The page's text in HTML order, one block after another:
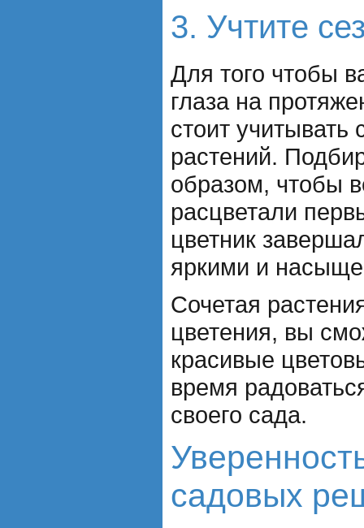
3. Учтите
Для того чтобы
глаза на
стоит учитывать
растений.
образом, чтобы
расцветали
цветник
яркими и
Сочетая
цветения, вы
красивые
время
своего сада.
садовых